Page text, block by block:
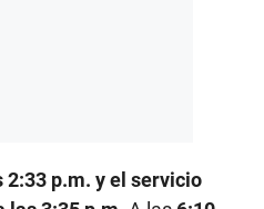
p.m. y el servicio